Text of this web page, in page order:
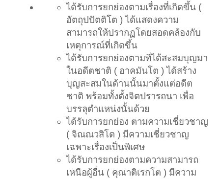
ได้รับการยกย่องตามเรื่องที่เกิดขึ้น (
อัตถุปปัตติโต ) ได้แสดงความ
สามารถให้ปรากฏโดยสอดคล้องกับ
เหตุการณ์ที่เกิดขึ้น
ได้รับการยกย่องตามที่ได้สะสมบุญมา
ในอดีตชาติ ( อาคมันโต ) ได้สร้าง
บุญสะสมในด้านนั้นมาตั้งแต่อดีต
ชาติ พร้อมทั้งตั้งจิตปรารถนา เพื่อ
บรรลุตำแหน่งนั้นด้วย
ได้รับการยกย่อง ตามความเชี่ยวชาญ
( จิณณวสิโต ) มีความเชี่ยวชาญ
เฉพาะเรื่องเป็นพิเศษ
ได้รับการยกย่องตามความสามารถ
เหนือผู้อื่น ( คุณาติเรกโต ) มีความ